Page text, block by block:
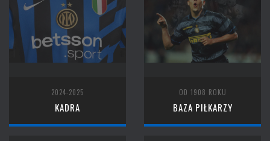
2024-2025
KADRA
OD 1908 ROKU
BAZA PIŁKARZY